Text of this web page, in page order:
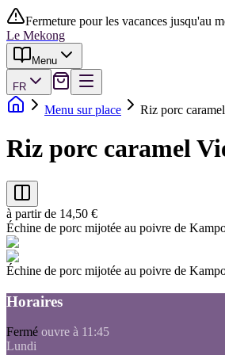
Fermeture pour les vacances jusqu'au
Le Mekong
Menu
FR
Menu sur place Riz porc
Riz porc caramel
à partir de 14,50 €
Échine de porc mijotée au poivre de
Échine de porc mijotée au poivre de
Horaires
Fermé ouvre à 11:45
Lundi